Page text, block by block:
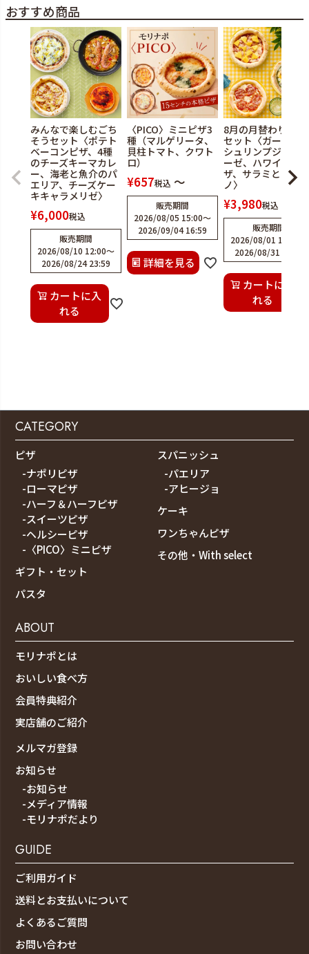
おすすめ商品
みんなで楽しむごち
そうセット〈ポテト
ベーコンピザ、4種
のチーズキーマカレ
ー、海老と魚介のパ
エリア、チーズケー
キキャラメリゼ〉
¥6,000税込
販売期間
2026/08/10 12:00〜
2026/08/24 23:59
カートに入
れる
〈PICO〉ミニピザ3
種（マルゲリータ、
貝柱トマト、クワト
ロ）
¥657税込 〜
販売期間
2026/08/05 15:00〜
2026/09/04 16:59
詳細を見る
8月の月替わりピザ
セット〈ガーリッ
シュリンプジェノ
ーゼ、ハワイアンピ
ザ、サラミとオレガ
ノ〉
¥3,980税込
販売期間
2026/08/01 12:00
2026/08/31 23:59
カートに入
れる
CATEGORY
ピザ
-ナポリピザ
-ローマピザ
-ハーフ＆ハーフピザ
-スイーツピザ
-ヘルシーピザ
-〈PICO〉ミニピザ
ギフト・セット
パスタ
スパニッシュ
-パエリア
-アヒージョ
ケーキ
ワンちゃんピザ
その他・With select
ABOUT
モリナポとは
おいしい食べ方
会員特典紹介
実店舗のご紹介
メルマガ登録
お知らせ
-お知らせ
-メディア情報
-モリナポだより
GUIDE
ご利用ガイド
送料とお支払いについて
よくあるご質問
お問い合わせ